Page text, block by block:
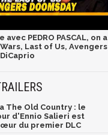
PEDRO PASCAL, on a
Last of Us, Avengers
The Old Country : le
d'Ennio Salieri est
du premier DLC